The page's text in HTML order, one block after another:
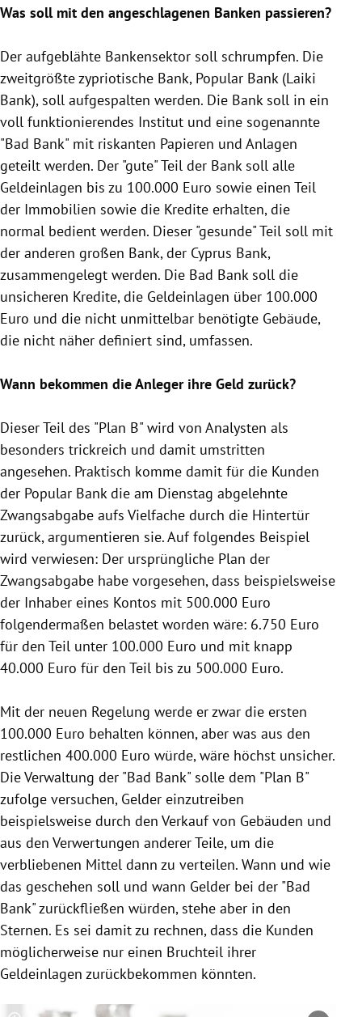
Was soll mit den angeschlagenen Banken passieren?
Der aufgeblähte Bankensektor soll schrumpfen. Die
zweitgrößte zypriotische Bank, Popular Bank (Laiki
Bank), soll aufgespalten werden. Die Bank soll in ein
voll funktionierendes Institut und eine sogenannte
"Bad Bank" mit riskanten Papieren und Anlagen
geteilt werden. Der "gute" Teil der Bank soll alle
Geldeinlagen bis zu 100.000 Euro sowie einen Teil
der Immobilien sowie die Kredite erhalten, die
normal bedient werden. Dieser "gesunde" Teil soll mit
der anderen großen Bank, der Cyprus Bank,
zusammengelegt werden. Die Bad Banksoll die
unsicheren Kredite, die Geldeinlagen über 100.000
Euro und die nicht unmittelbar benötigte Gebäude,
die nicht näher definiert sind, umfassen.
Wann bekommen die Anleger ihre Geld zurück?
Dieser Teil des "Plan B" wird von Analysten als
besonders trickreich und damit umstritten
angesehen. Praktisch komme damit für die Kunden
der Popular Bank die am Dienstag abgelehnte
Zwangsabgabe aufs Vielfache durch die Hintertür
zurück, argumentieren sie. Auf folgendes Beispiel
wird verwiesen: Der ursprüngliche Plan der
Zwangsabgabe habe vorgesehen, dass beispielsweise
der Inhaber eines Kontos mit 500.000 Euro
folgendermaßen belastet worden wäre: 6.750 Euro
für den Teil unter 100.000 Euro und mit knapp
40.000 Euro für den Teil bis zu 500.000 Euro.
Mit der neuen Regelung werde er zwar die ersten
100.000 Euro behalten können, aber was aus den
restlichen 400.000 Euro würde, wäre höchst unsicher.
Die Verwaltung der "Bad Bank" solle dem "Plan B"
zufolge versuchen, Gelder einzutreiben
beispielsweise durch den Verkauf von Gebäuden und
aus den Verwertungen anderer Teile, um die
verbliebenen Mittel dann zu verteilen. Wann und wie
das geschehen soll und wann Gelder bei der "Bad
Bank" zurückfließen würden, stehe aber in den
Sternen. Es sei damit zu rechnen, dass die Kunden
möglicherweise nur einen Bruchteil ihrer
Geldeinlagen zurückbekommen könnten.